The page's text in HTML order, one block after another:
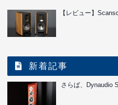
【レビュー】
新着記事
さらば、Dynaudio